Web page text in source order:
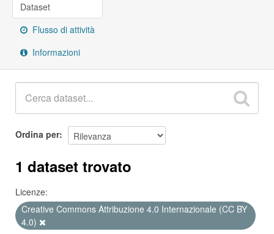
Dataset
Flusso di attività
Informazioni
Ordina per
1 dataset trovato
Licenze:
Creative Commons Attribuzione 4.0 Internazionale (CC BY
4.0)